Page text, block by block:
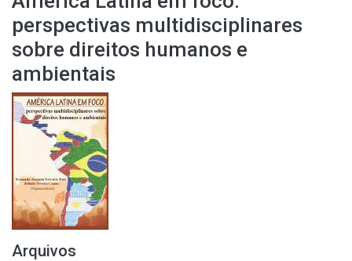
perspectivas multidisciplinares
sobre direitos humanos e
ambientais
Arquivos